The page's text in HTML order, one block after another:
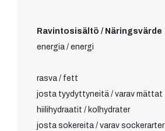
Ravintosisältö / Näringsvärde
energia / energi
rasva / fett
josta tyydyttyneitä / varav mättat
hiilihydraatit / kolhydrater
josta sokereita / varav sockerarter